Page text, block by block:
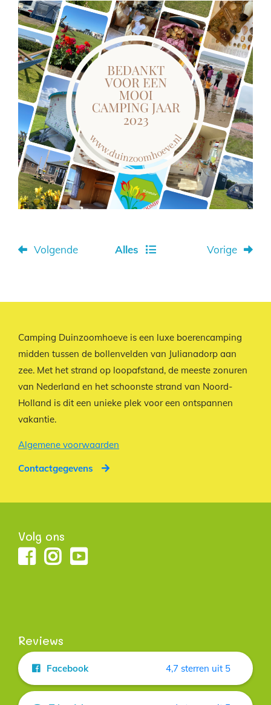
Volgende Alles Vorige
Camping Duinzoomhoeve is een luxe boerencamping
midden tussen de bollenvelden van Julianadorp aan
zee. Met het strand op loopafstand, de meeste zonuren
van Nederland en het schoonste strand van Noord-
Holland is dit een unieke plek voor een ontspannen
vakantie.
Algemene voorwaarden
Contactgegevens
Volg ons
Reviews
Facebook 4,7 sterren uit 5